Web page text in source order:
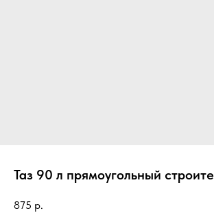
Таз 90 л прямоугольный
875 р.